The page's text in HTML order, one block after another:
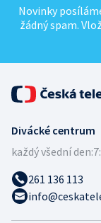
Novinky
žádný spam.